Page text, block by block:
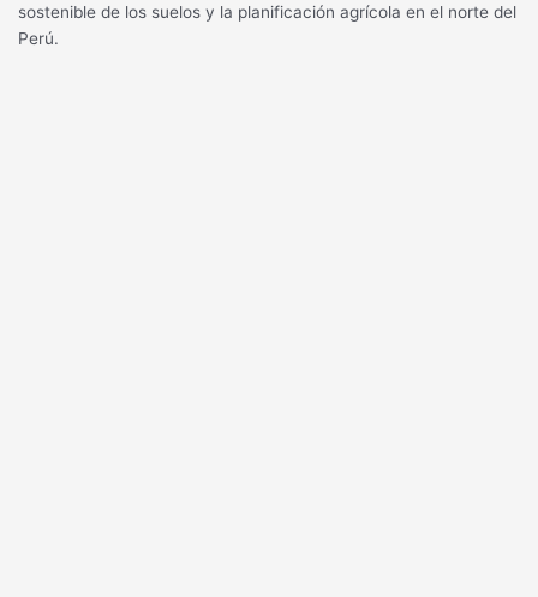
sostenible de los suelos y la planificación agrícola en el norte del
Perú.